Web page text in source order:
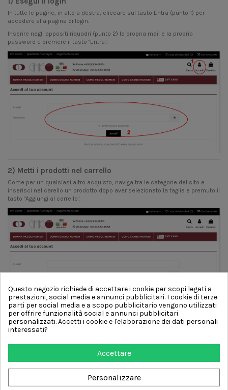
In tutte le pagine, in alto a destra, cliccare sul tasto Entra (punto 1) per
accedere alla pagina di login.
Inserire negli appositi riquadri (punto 2) la propria mail e la propria
password e premere il tasto "Entra".
2) Metti i prodotti nel carrello
Come per un qualsiasi altro acquisto, naviga tra le categorie del sito e
inserisci nel carello un prodotto dopo aver selezionato la taglia e premuto il
tasto "Aggiungi al carrello".
3) Aggiungi il codice sconto RMA
casella degli sconti (punto 1). Il codice è comunque visibile sotto tale
casella, e può essere aggiunto cliccando il codice (punto 2).
In entrambi i casi il codice deve essere confermato con la pressione del
tasto ok (punto 3)
Questo negozio richiede di accettare i cookie per scopi legati a
prestazioni, social media e annunci pubblicitari. I cookie di terze
parti per social media e a scopo pubblicitario vengono utilizzati
per offrire funzionalità social e annunci pubblicitari
personalizzati. Accetti i cookie e l'elaborazione dei dati personali
interessati?
Accettare
Personalizzare